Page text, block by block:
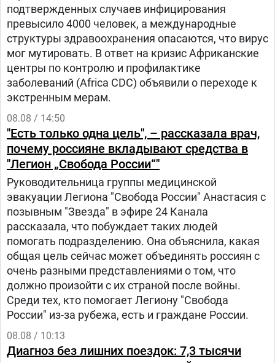
подтвержденных случаев инфицирования
превысило 4000 человек, а международные
структуры здравоохранения опасаются, что вирус
мог мутировать. В ответ на кризис Африканские
центры по контролю и профилактике
заболеваний (Africa CDC) объявили о переходе к
экстренным мерам.
08.08 / 14:50
"Есть только одна цель", – рассказала врач,
почему россияне вкладывают средства в
"Легион „Свобода России“"
Руководительница группы медицинской
эвакуации Легиона "Свобода России" Анастасия с
позывным "Звезда" в эфире 24 Канала
рассказала, что побуждает таких людей
помогать подразделению. Она объяснила, какая
общая цель сейчас может объединять россиян с
очень разными представлениями о том, что
должно произойти с их страной после войны.
Среди тех, кто помогает Легиону "Свобода
России" из-за рубежа, есть и граждане России.
08.08 / 10:13
Диагноз без лишних поездок: 7,3 тысячи